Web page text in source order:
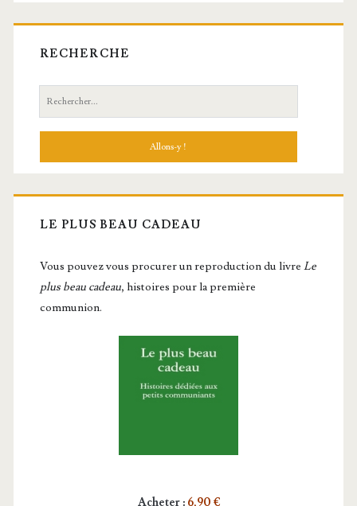
RECHERCHE
Recherche:
LE PLUS BEAU CADEAU
Vous pou­vez vous pro­cu­rer un repro­duc­tion du livre Le
plus beau cadeau, histoires pour la première
communion.
Acheter: 6,90 €